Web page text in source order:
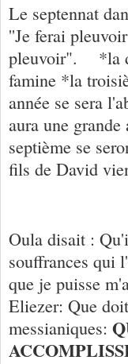
Le septennat
''Je ferai
pleuvoir". *la
famine *la
année se sera
aura une
septième se
fils de David
Oula disait :
souffrances qui
que je puisse
Eliezer: Que
messianiques: